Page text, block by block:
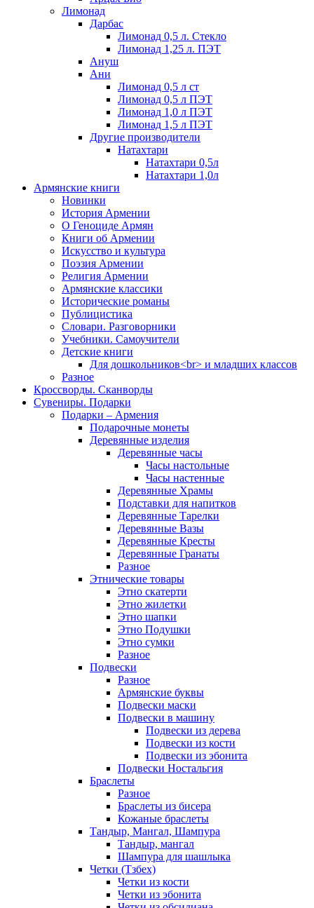
Лимонад
Дарбас
Лимонад 0,5 л. Стекло
Лимонад 1,25 л. ПЭТ
Ануш
Ани
Лимонад 0,5 л ст
Лимонад 0,5 л ПЭТ
Лимонад 1,0 л ПЭТ
Лимонад 1,5 л ПЭТ
Другие производители
Натахтари
Натахтари 0,5л
Натахтари 1,0л
Армянские книги
Новинки
История Армении
О Геноциде Армян
Книги об Армении
Иcкусство и культура
Поэзия Армении
Религия Армении
Армянские классики
Исторические романы
Публицистика
Словари. Разговорники
Учебники. Самоучители
Детские книги
Для дошкольников<br> и младших классов
Разное
Кроссворды. Сканворды
Сувениры. Подарки
Подарки – Армения
Подарочные монеты
Деревянные изделия
Деревянные часы
Часы настольные
Часы настенные
Деревянные Храмы
Подставки для напитков
Деревянные Тарелки
Деревянные Вазы
Деревянные Кресты
Деревянные Гранаты
Разное
Этнические товары
Этно скатерти
Этно жилетки
Этно шапки
Этно Подушки
Этно сумки
Разное
Подвески
Разное
Армянские буквы
Подвески маски
Подвески в машину
Подвески из дерева
Подвески из кости
Подвески из эбонита
Подвески Ностальгия
Браслеты
Разное
Браслеты из бисера
Кожаные браслеты
Тандыр, Мангал, Шампура
Тандыр, мангал
Шампура для шашлыка
Четки (Тзбех)
Четки из кости
Четки из эбонита